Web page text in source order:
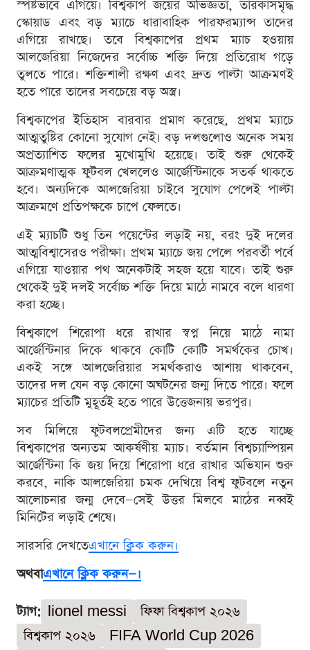
স্পষ্টভাবে এগিয়ে। বিশ্বকাপ জয়ের অভিজ্ঞতা, তারকাসমৃদ্ধ
স্কোয়াড এবং বড় ম্যাচে ধারাবাহিক পারফরম্যান্স তাদের
এগিয়ে রাখছে। তবে বিশ্বকাপের প্রথম ম্যাচ হওয়ায়
আলজেরিয়া নিজেদের সর্বোচ্চ শক্তি দিয়ে প্রতিরোধ গড়ে
তুলতে পারে। শক্তিশালী রক্ষণ এবং দ্রুত পাল্টা আক্রমণই
হতে পারে তাদের সবচেয়ে বড় অস্ত্র।
বিশ্বকাপের ইতিহাস বারবার প্রমাণ করেছে, প্রথম ম্যাচে
আত্মতুষ্টির কোনো সুযোগ নেই। বড় দলগুলোও অনেক সময়
অপ্রত্যাশিত ফলের মুখোমুখি হয়েছে। তাই শুরু থেকেই
আক্রমণাত্মক ফুটবল খেললেও আর্জেন্টিনাকে সতর্ক থাকতে
হবে। অন্যদিকে আলজেরিয়া চাইবে সুযোগ পেলেই পাল্টা
আক্রমণে প্রতিপক্ষকে চাপে ফেলতে।
এই ম্যাচটি শুধু তিন পয়েন্টের লড়াই নয়, বরং দুই দলের
আত্মবিশ্বাসেরও পরীক্ষা। প্রথম ম্যাচে জয় পেলে পরবর্তী পর্বে
এগিয়ে যাওয়ার পথ অনেকটাই সহজ হয়ে যাবে। তাই শুরু
থেকেই দুই দলই সর্বোচ্চ শক্তি দিয়ে মাঠে নামবে বলে ধারণা
করা হচ্ছে।
বিশ্বকাপে শিরোপা ধরে রাখার স্বপ্ন নিয়ে মাঠে নামা
আর্জেন্টিনার দিকে থাকবে কোটি কোটি সমর্থকের চোখ।
একই সঙ্গে আলজেরিয়ার সমর্থকরাও আশায় থাকবেন,
তাদের দল যেন বড় কোনো অঘটনের জন্ম দিতে পারে। ফলে
ম্যাচের প্রতিটি মুহূর্তই হতে পারে উত্তেজনায় ভরপুর।
সব মিলিয়ে ফুটবলপ্রেমীদের জন্য এটি হতে যাচ্ছে
বিশ্বকাপের অন্যতম আকর্ষণীয় ম্যাচ। বর্তমান বিশ্বচ্যাম্পিয়ন
আর্জেন্টিনা কি জয় দিয়ে শিরোপা ধরে রাখার অভিযান শুরু
করবে, নাকি আলজেরিয়া চমক দেখিয়ে বিশ্ব ফুটবলে নতুন
আলোচনার জন্ম দেবে—সেই উত্তর মিলবে মাঠের নব্বই
মিনিটের লড়াই শেষে।
সারসরি দেখতেএখানে ক্লিক করুন।
অথবাএখানে ক্লিক করুন—।
ট্যাগ: lionel messi
ফিফা বিশ্বকাপ ২০২৬
বিশ্বকাপ ২০২৬
FIFA World Cup 2026